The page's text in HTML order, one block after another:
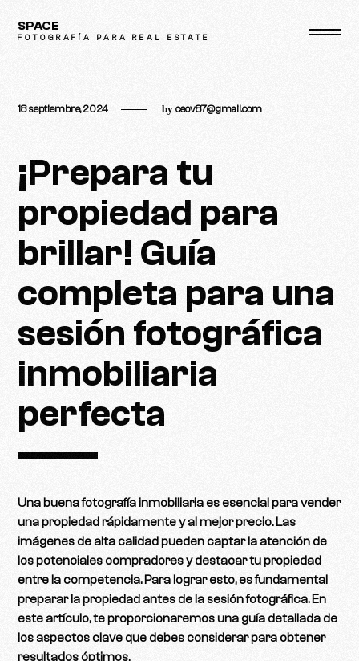
SPACE
FOTOGRAFÍA PARA REAL ESTATE
18 septiembre, 2024 byceov87@gmail.com
¡Prepara tu
propiedad para
brillar! Guía
completa para una
sesión fotográfica
inmobiliaria
perfecta
Una buena fotografía inmobiliaria es esencial para vender
una propiedad rápidamente y al mejor precio. Las
imágenes de alta calidad pueden captar la atención de
los potenciales compradores y destacar tu propiedad
entre la competencia. Para lograr esto, es fundamental
preparar la propiedad antes de la sesión fotográfica. En
este artículo, te proporcionaremos una guía detallada de
los aspectos clave que debes considerar para obtener
resultados óptimos.